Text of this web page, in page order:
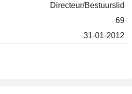
Directeur/Bestuurslid
69
31-01-2012